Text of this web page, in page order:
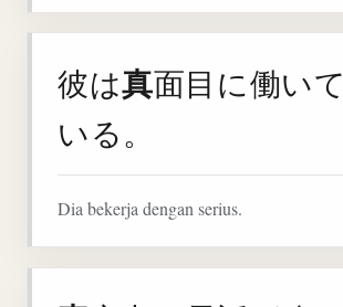
彼は真面目に働いて
いる。
Dia bekerja dengan serius.